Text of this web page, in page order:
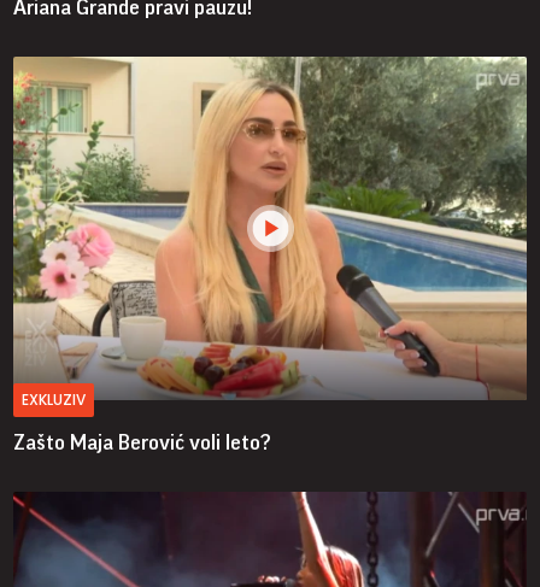
Ariana Grande pravi pauzu!
EXKLUZIV
Zašto Maja Berović voli leto?